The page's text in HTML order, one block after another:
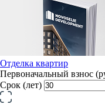
Отделка квартир
Первоначальный взнос
Срок (лет)